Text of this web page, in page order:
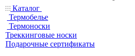
Каталог
Термобелье
Термоноски
Треккинговые носки
Подарочные сертификаты